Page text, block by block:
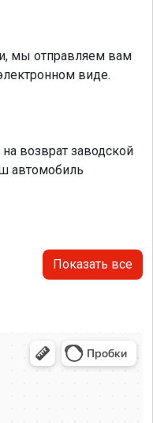
мы отправляем вам
виде.
возврат заводской
автомобиль
Показать все